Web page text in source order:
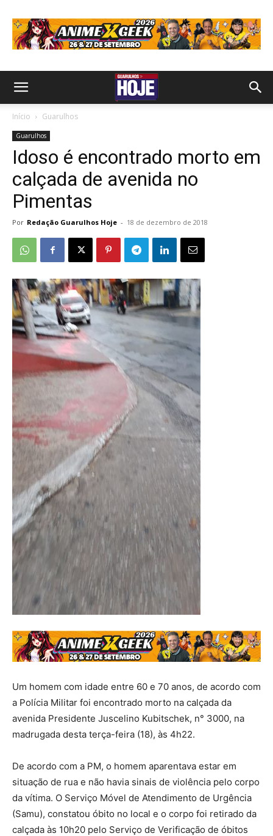
Início Guarulhos
Guarulhos
Idoso é encontrado morto em
calçada de avenida no
Pimentas
Por Redação Guarulhos Hoje - 18 de dezembro de 2018
Um homem com idade entre 60 e 70 anos, de acordo com
a Polícia Militar foi encontrado morto na calçada da
avenida Presidente Juscelino Kubitschek, n° 3000, na
madrugada desta terça-feira (18), às 4h22.
De acordo com a PM, o homem aparentava estar em
situação de rua e não havia sinais de violência pelo corpo
da vítima. O Serviço Móvel de Atendimento de Urgência
(Samu), constatou óbito no local e o corpo foi retirado da
calçada às 10h20 pelo Serviço de Verificação de óbitos